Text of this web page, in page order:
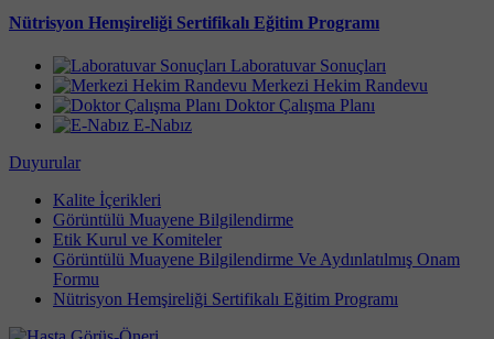
Nütrisyon Hemşireliği Sertifikalı Eğitim Programı
Laboratuvar Sonuçları
Merkezi Hekim Randevu
Doktor Çalışma Planı
E-Nabız
Duyurular
Kalite İçerikleri
Görüntülü Muayene Bilgilendirme
Etik Kurul ve Komiteler
Görüntülü Muayene Bilgilendirme Ve Aydınlatılmış Onam
Formu
Nütrisyon Hemşireliği Sertifikalı Eğitim Programı